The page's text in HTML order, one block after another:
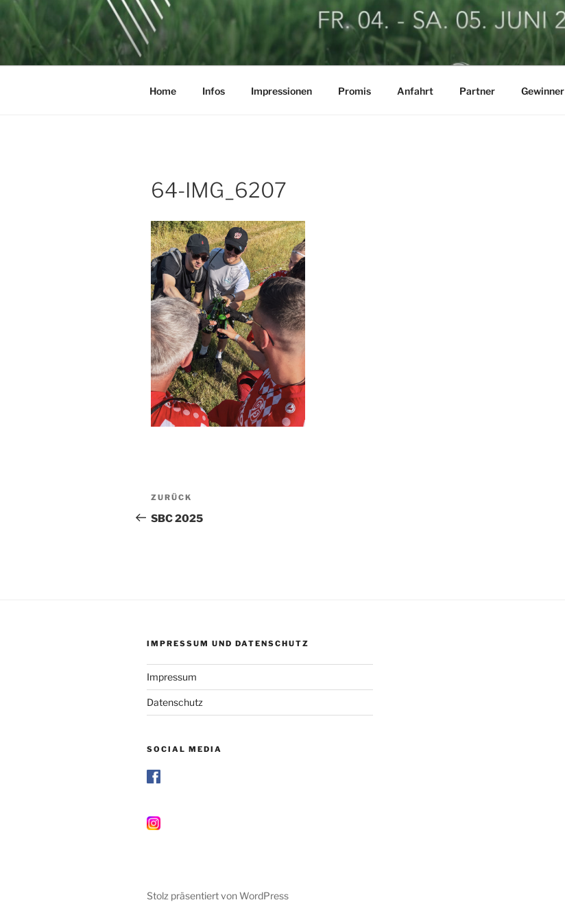
Zum
Inhalt
springen
SOCCERGOLF BUSINESSCUP
Home Infos Impressionen Promis Anfahrt Partner Gewinner
64-IMG_6207
Beitragsnavigation
Vorheriger
Beitrag
ZURÜCK
SBC 2025
IMPRESSUM UND DATENSCHUTZ
Impressum
Datenschutz
SOCIAL MEDIA
Stolz präsentiert von WordPress